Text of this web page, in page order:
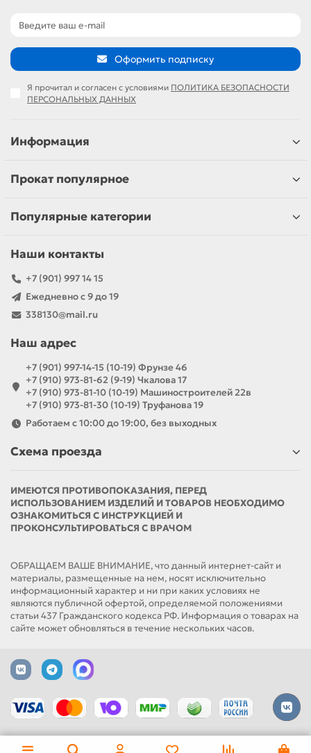
Оформить подписку
Я прочитал и согласен с условиями ПОЛИТИКА БЕЗОПАСНОСТИ
ПЕРСОНАЛЬНЫХ ДАННЫХ
Информация
Прокат популярное
Популярные категории
Наши контакты
+7 (901) 997 14 15
Ежедневно с 9 до 19
338130@mail.ru
Наш адрес
+7 (901) 997-14-15 (10-19) Фрунзе 46
+7 (910) 973-81-62 (9-19) Чкалова 17
+7 (910) 973-81-10 (10-19) Машиностроителей 22в
+7 (910) 973-81-30 (10-19) Труфанова 19
Работаем с 10:00 до 19:00, без выходных
Схема проезда
ИМЕЮТСЯ ПРОТИВОПОКАЗАНИЯ, ПЕРЕД
ИСПОЛЬЗОВАНИЕМ ИЗДЕЛИЙ И ТОВАРОВ НЕОБХОДИМО
ОЗНАКОМИТЬСЯ С ИНСТРУКЦИЕЙ И
ПРОКОНСУЛЬТИРОВАТЬСЯ С ВРАЧОМ
ОБРАЩАЕМ ВАШЕ ВНИМАНИЕ, что данный интернет-сайт и
материалы, размещенные на нем, носят исключительно
информационный характер и ни при каких условиях не
являются публичной офертой, определяемой положениями
статьи 437 Гражданского кодекса РФ. Информация о товарах на
сайте может обновляться в течение нескольких часов.